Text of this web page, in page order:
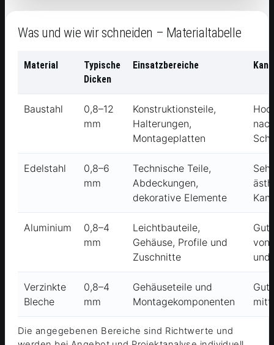
Was und wie wir schneiden – Materialtabelle
Material
Typische
Dicken
Einsatzbereiche
Baustahl
0,8–12
mm
Konstruktionsteile,
Halterungen,
Montageplatten
Edelstahl
0,8–6
mm
Technische Teile,
Abdeckungen,
dekorative Elemente
Aluminium
0,8–4
mm
Leichtbauteile,
Gehäuse, Profile und
Zuschnitte
von
und
Verzinkte
Bleche
0,8–4
mm
Gehäuseteile und
Montagekomponenten
Gut
Die angegebenen Bereiche sind Richtwerte und